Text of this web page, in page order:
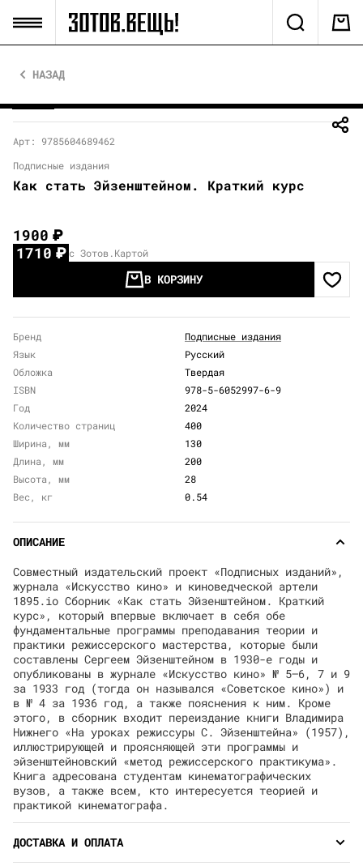
НАЗАД
Арт: 9785604689462
Подписные издания
Как стать Эйзенштейном. Краткий курс
1900₽
1710₽ с Зотов.Картой
В КОРЗИНУ
Бренд
Подписные издания
Язык
Русский
Обложка
Твердая
ISBN
978-5-6052997-6-9
Год
2024
Количество страниц
400
Ширина, мм
130
Длина, мм
200
Высота, мм
28
Вес, кг
0.54
ОПИСАНИЕ
Совместный издательский проект «Подписных изданий»,
журнала «Искусство кино» и киноведческой артели
1895.io Сборник «Как стать Эйзенштейном. Краткий
курс», который впервые включает в себя обе
фундаментальные программы преподавания теории и
практики режиссерского мастерства, которые были
составлены Сергеем Эйзенштейном в 1930-е годы и
опубликованы в журнале «Искусство кино» № 5–6, 7 и 9
за 1933 год (тогда он назывался «Советское кино») и
в № 4 за 1936 год, а также пояснения к ним. Кроме
этого, в сборник входит переиздание книги Владимира
Нижнего «На уроках режиссуры С. Эйзенштейна» (1957),
иллюстрирующей и проясняющей эти программы и
эйзенштейновский «метод режиссерского практикума».
Книга адресована студентам кинематографических
вузов, а также всем, кто интересуется теорией и
практикой кинематографа.
ДОСТАВКА И ОПЛАТА